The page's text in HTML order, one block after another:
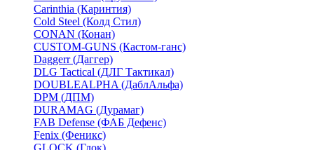
Carinthia (Каринтия)
Cold Steel (Колд Стил)
CONAN (Конан)
CUSTOM-GUNS (Кастом-ганс)
Daggerr (Даггер)
DLG Tactical (ДЛГ Тактикал)
DOUBLEALPHA (ДаблАльфа)
DPM (ДПМ)
DURAMAG (Дурамаг)
FAB Defense (ФАБ Дефенс)
Fenix (Феникс)
GLOCK (Глок)